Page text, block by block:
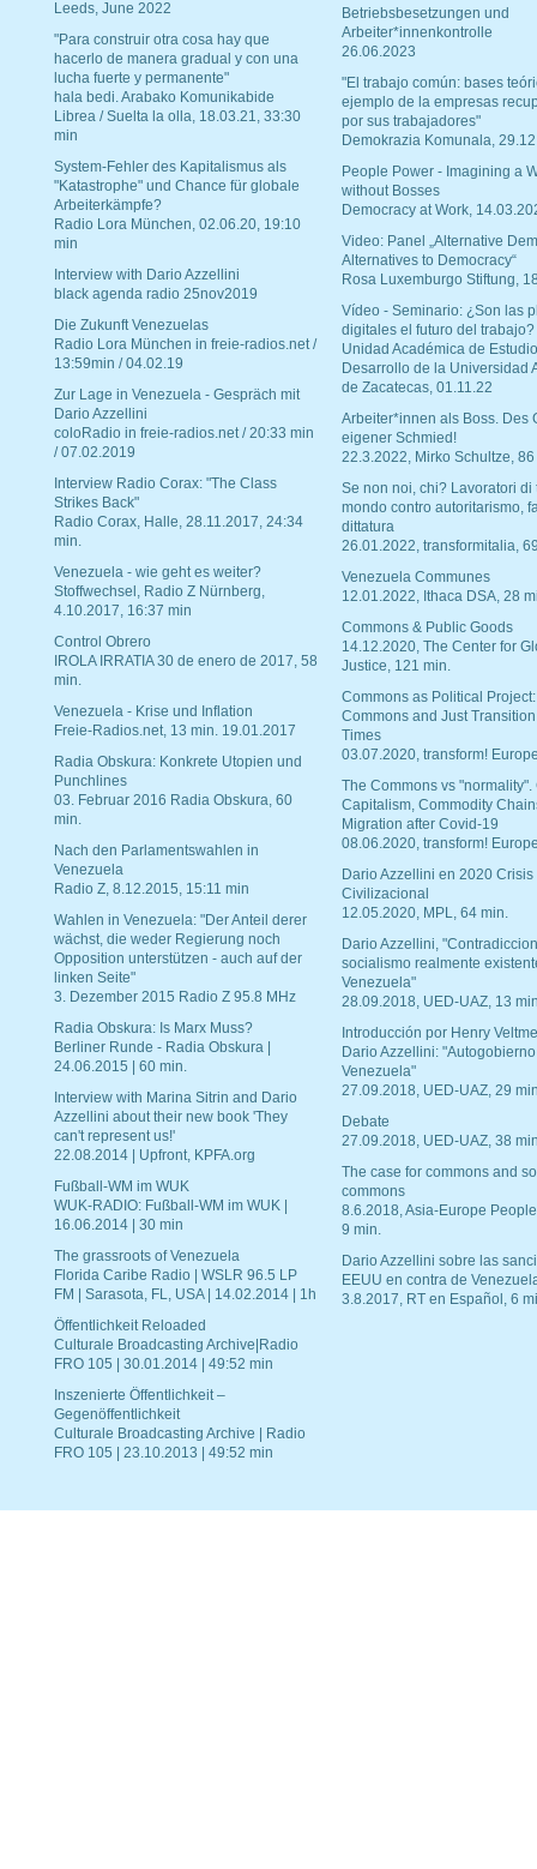
Leeds, June 2022
"Para construir otra cosa hay que
hacerlo de manera gradual y con una
lucha fuerte y permanente"
hala bedi. Arabako Komunikabide
Librea / Suelta la olla, 18.03.21, 33:30
min
System-Fehler des Kapitalismus als
"Katastrophe" und Chance für globale
Arbeiterkämpfe?
Radio Lora München, 02.06.20, 19:10
min
Interview with Dario Azzellini
black agenda radio 25nov2019
Die Zukunft Venezuelas
Radio Lora München in freie-radios.net /
13:59min / 04.02.19
Zur Lage in Venezuela - Gespräch mit
Dario Azzellini
coloRadio in freie-radios.net / 20:33 min
/ 07.02.2019
Interview Radio Corax: "The Class
Strikes Back"
Radio Corax, Halle, 28.11.2017, 24:34
min.
Venezuela - wie geht es weiter?
Stoffwechsel, Radio Z Nürnberg,
4.10.2017, 16:37 min
Control Obrero
IROLA IRRATIA 30 de enero de 2017, 58
min.
Venezuela - Krise und Inflation
Freie-Radios.net, 13 min. 19.01.2017
Radia Obskura: Konkrete Utopien und
Punchlines
03. Februar 2016 Radia Obskura, 60
min.
Nach den Parlamentswahlen in
Venezuela
Radio Z, 8.12.2015, 15:11 min
Wahlen in Venezuela: "Der Anteil derer
wächst, die weder Regierung noch
Opposition unterstützen - auch auf der
linken Seite"
3. Dezember 2015 Radio Z 95.8 MHz
Radia Obskura: Is Marx Muss?
Berliner Runde - Radia Obskura |
24.06.2015 | 60 min.
Interview with Marina Sitrin and Dario
Azzellini about their new book 'They
can't represent us!'
22.08.2014 | Upfront, KPFA.org
Fußball-WM im WUK
WUK-RADIO: Fußball-WM im WUK |
16.06.2014 | 30 min
The grassroots of Venezuela
Florida Caribe Radio | WSLR 96.5 LP
FM | Sarasota, FL, USA | 14.02.2014 | 1h
Öffentlichkeit Reloaded
Culturale Broadcasting Archive|Radio
FRO 105 | 30.01.2014 | 49:52 min
Inszenierte Öffentlichkeit –
Gegenöffentlichkeit
Culturale Broadcasting Archive | Radio
FRO 105 | 23.10.2013 | 49:52 min
Betriebsbesetzungen und
Arbeiter*innenkontrolle
26.06.2023
"El trabajo común: bases
ejemplo de la empresas
por sus trabajadores"
Demokrazia Komunala,
People Power - Imagining a
without Bosses
Democracy at Work,
Video: Panel „Alternative
Alternatives to Democracy“
Rosa Luxemburgo Stiftung,
Vídeo - Seminario: ¿Son las
digitales el futuro del trabajo?
Unidad Académica de
Desarrollo de la Universidad
de Zacatecas, 01.11.22
Arbeiter*innen als Boss. Des
eigener Schmied!
22.3.2022, Mirko Schultze, 86
Se non noi, chi? Lavoratori di
mondo contro autoritarismo,
dittatura
26.01.2022, transformitalia,
Venezuela Communes
12.01.2022, Ithaca DSA, 28
Commons & Public Goods
14.12.2020, The Center for
Justice, 121 min.
Commons as Political Project:
Commons and Just
Times
03.07.2020, transform!
The Commons vs "normality".
Capitalism, Commodity
Migration after Covid-19
08.06.2020, transform!
Dario Azzellini en 2020 Crisis
Civilizacional
12.05.2020, MPL, 64 min.
Dario Azzellini,
socialismo realmente
Venezuela"
28.09.2018, UED-UAZ, 13
Introducción por Henry
Dario Azzellini:
Venezuela"
27.09.2018, UED-UAZ, 29
Debate
27.09.2018, UED-UAZ, 38
The case for commons and
commons
8.6.2018, Asia-Europe
9 min.
Dario Azzellini sobre las
EEUU en contra de
3.8.2017, RT en Español, 6